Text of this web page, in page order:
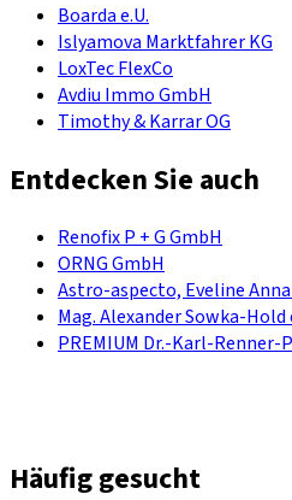
Boarda e.U.
Islyamova Marktfahrer KG
LoxTec FlexCo
Avdiu Immo GmbH
Timothy & Karrar OG
Entdecken Sie auch
Renofix P + G GmbH
ORNG GmbH
Astro-aspecto, Eveline Anna
Mag. Alexander Sowka-Hold
PREMIUM Dr.-Karl-Renner-
Häufig gesucht